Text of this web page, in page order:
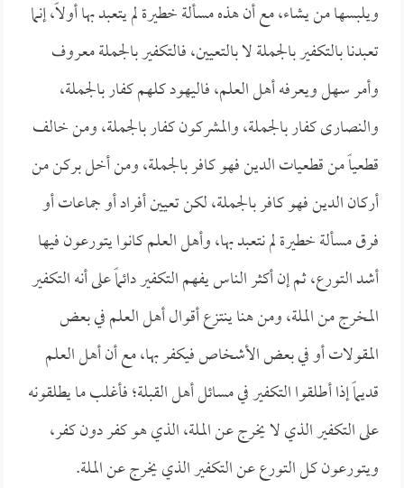
ويلبسها من يشاء، مع أن هذه مسألة خطيرة لم يتعبد بها أولاً، إنما
تعبدنا بالتكفير بالجملة لا بالتعيين، فالتكفير بالجملة معروف
وأمر سهل ويعرفه أهل العلم، فاليهود كلهم كفار بالجملة،
والنصارى كفار بالجملة، والمشركون كفار بالجملة، ومن خالف
قطعياً من قطعيات الدين فهو كافر بالجملة، ومن أخل بركن من
أركان الدين فهو كافر بالجملة، لكن تعيين أفراد أو جماعات أو
فرق مسألة خطيرة لم نتعبد بها، وأهل العلم كانوا يتورعون فيها
أشد التورع، ثم إن أكثر الناس يفهم التكفير دائماً على أنه التكفير
المخرج من الملة، ومن هنا ينتزع أقوال أهل العلم في بعض
المقولات أو في بعض الأشخاص فيكفر بها، مع أن أهل العلم
قديماً إذا أطلقوا التكفير في مسائل أهل القبلة؛ فأغلب ما يطلقونه
على التكفير الذي لا يخرج عن الملة، الذي هو كفر دون كفر،
ويتورعون كل التورع عن التكفير الذي يخرج عن الملة.